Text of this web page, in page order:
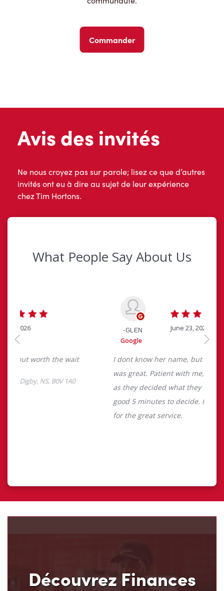
Commander
Avis des invités
Ne nous croyez pas sur parole; lisez ce que d’autres
invités ont eu à dire au sujet de leur expérience
chez Tim Hortons.
Découvrez Finances